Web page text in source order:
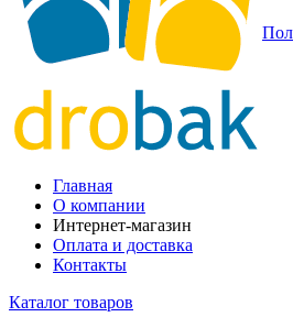
Главная
О компании
Интернет-магазин
Оплата и доставка
Контакты
Каталог товаров